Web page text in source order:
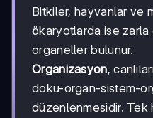
Bitkiler, hayvanlar ve
ökaryotlarda ise
organeller bulunur.
Organizasyon,
doku-organ-sistem-
düzenlenmesidir. Tek